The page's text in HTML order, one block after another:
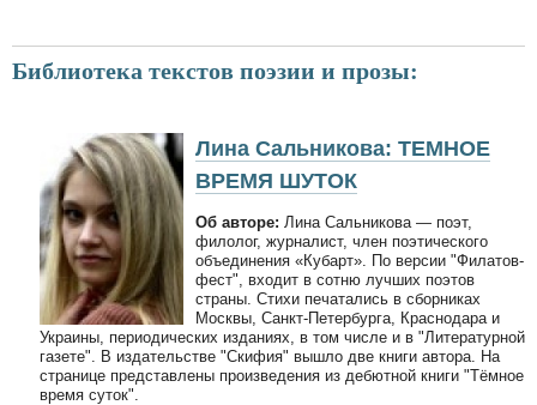
Библиотека текстов поэзии и прозы:
Лина Сальникова: ТЕМНОЕ
ВРЕМЯ ШУТОК
Об авторе: Лина Сальникова — поэт,
филолог, журналист, член поэтического
объединения «Кубарт». По версии "Филатов-
фест", входит в сотню лучших поэтов
страны. Стихи печатались в сборниках
Москвы, Санкт-Петербурга, Краснодара и
Украины, периодических изданиях, в том числе и в "Литературной
газете". В издательстве "Скифия" вышло две книги автора. На
странице представлены произведения из дебютной книги "Тёмное
время суток".